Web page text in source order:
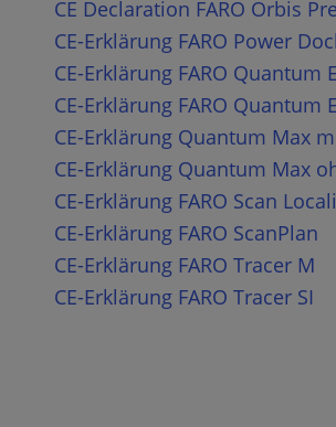
CE Declaration FARO Orbis
CE-Erklärung FARO Power
CE-Erklärung FARO Quantum
CE-Erklärung FARO Quantum
CE-Erklärung Quantum Max
CE-Erklärung Quantum Max
CE-Erklärung FARO Scan
CE-Erklärung FARO ScanPlan
CE-Erklärung FARO Tracer M
CE-Erklärung FARO Tracer SI